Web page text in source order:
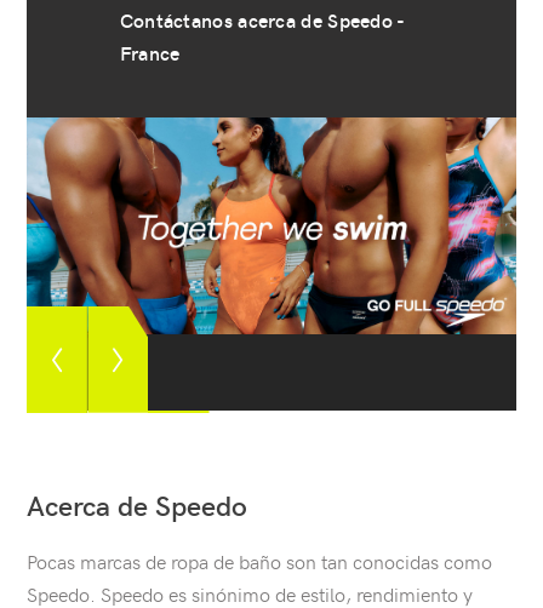
Contáctanos acerca de Speedo -
France
Ver
anterior
Ver
imagen
Acerca de Speedo
Pocas marcas de ropa de baño son tan conocidas como
Speedo. Speedo es sinónimo de estilo, rendimiento y